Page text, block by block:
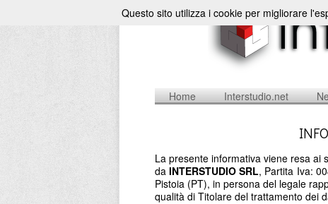
Home Interstudio.net
La presente informativa viene resa ai
da INTERSTUDIO SRL, Partita Iva:
Pistoia (PT), in persona del legale
qualità di Titolare del trattamento dei
Questo sito utilizza i cookie per migliorare